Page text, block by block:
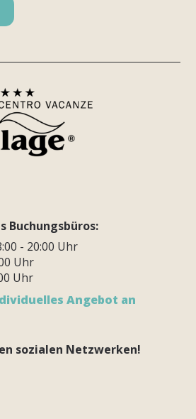
Buchungsbüros:
- 20:00 Uhr
Uhr
Uhr
Angebot an
sozialen Netzwerken!